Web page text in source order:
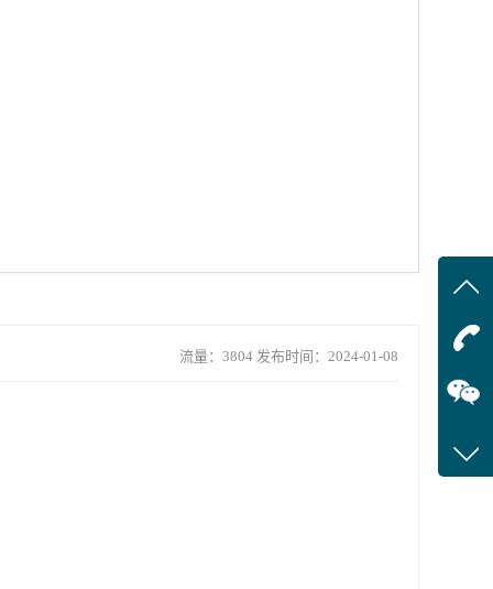
流量：3804 发布时间：2024-01-08
客服